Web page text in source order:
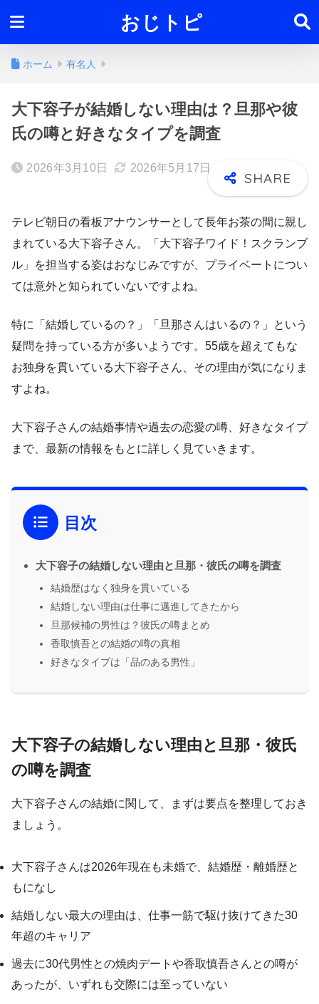
おじトピ
ホーム 有名人
大下容子が結婚しない理由は？旦那や彼
氏の噂と好きなタイプを調査
2026年3月10日 2026年5月17日
テレビ朝日の看板アナウンサーとして長年お茶の間に親し
まれている大下容子さん。「大下容子ワイド！スクランブ
ル」を担当する姿はおなじみですが、プライベートについ
ては意外と知られていないですよね。
特に「結婚しているの？」「旦那さんはいるの？」という
疑問を持っている方が多いようです。55歳を超えてもな
お独身を貫いている大下容子さん、その理由が気になりま
すよね。
大下容子さんの結婚事情や過去の恋愛の噂、好きなタイプ
まで、最新の情報をもとに詳しく見ていきます。
目次
大下容子の結婚しない理由と旦那・彼氏の噂を調査
結婚歴はなく独身を貫いている
結婚しない理由は仕事に邁進してきたから
旦那候補の男性は？彼氏の噂まとめ
香取慎吾との結婚の噂の真相
好きなタイプは「品のある男性」
大下容子の結婚しない理由と旦那・彼氏
の噂を調査
大下容子さんの結婚に関して、まずは要点を整理しておき
ましょう。
大下容子さんは2026年現在も未婚で、結婚歴・離婚歴と
もになし
結婚しない最大の理由は、仕事一筋で駆け抜けてきた30
年超のキャリア
過去に30代男性との焼肉デートや香取慎吾さんとの噂が
あったが、いずれも交際には至っていない